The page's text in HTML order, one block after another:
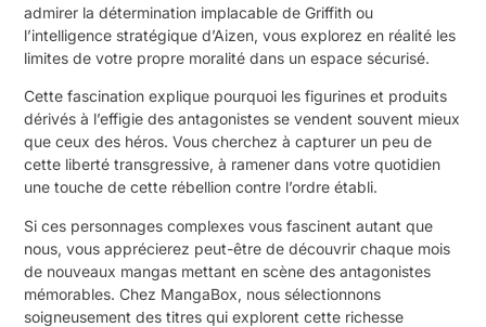
admirer la détermination implacable de Griffith ou
l’intelligence stratégique d’Aizen, vous explorez en réalité les
limites de votre propre moralité dans un espace sécurisé.
Cette fascination explique pourquoi les figurines et produits
dérivés à l’effigie des antagonistes se vendent souvent mieux
que ceux des héros. Vous cherchez à capturer un peu de
cette liberté transgressive, à ramener dans votre quotidien
une touche de cette rébellion contre l’ordre établi.
Si ces personnages complexes vous fascinent autant que
nous, vous apprécierez peut-être de découvrir chaque mois
de nouveaux mangas mettant en scène des antagonistes
mémorables. Chez MangaBox, nous sélectionnons
soigneusement des titres qui explorent cette richesse